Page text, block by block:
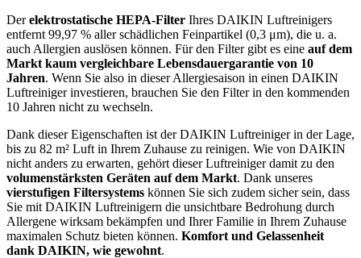
Derelektrostatische HEPA-Filter Ihres DAIKIN Luftreinigers
entfernt 99,97 % aller schädlichen Feinpartikel (0,3 μm), die u. a.
auch Allergien auslösen können. Für den Filter gibt es eine auf dem
Markt kaum vergleichbare Lebensdauergarantie von 10
Jahren. Wenn Sie also in dieser Allergiesaison in einen DAIKIN
Luftreiniger investieren, brauchen Sie den Filter in den kommenden
10 Jahren nicht zu wechseln.
Dank dieser Eigenschaften ist der DAIKIN Luftreiniger in der Lage,
bis zu 82 m² Luft in Ihrem Zuhause zu reinigen. Wie von DAIKIN
nicht anders zu erwarten, gehört dieser Luftreiniger damit zu den
volumenstärksten Geräten auf dem Markt. Dank unseres
vierstufigen Filtersystems können Sie sich zudem sicher sein, dass
Sie mit DAIKIN Luftreinigern die unsichtbare Bedrohung durch
Allergene wirksam bekämpfen und Ihrer Familie in Ihrem Zuhause
maximalen Schutz bieten können. Komfort und Gelassenheit
dank DAIKIN, wie gewohnt.